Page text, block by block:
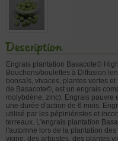
Description
Engrais plantation Basacote©
Bouchons/boulettes à Diffusion
bonsaïs, vivaces, plantes vertes
de Basacote©, est un engrais
molybdène, zinc). Engrais pauvre
une durée d'action de 6 mois.
utilisé par les pépiniéristes et
terreaux. L'engrais plantation
l'automne lors de la plantation
vigne, des arbustes, des plantes